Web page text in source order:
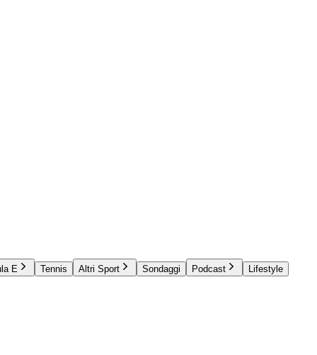
E Tennis Altri Sport Sondaggi Podcast Lifestyle